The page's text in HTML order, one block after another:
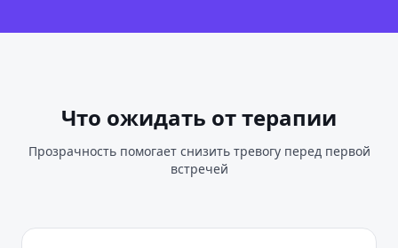
Что ожидать от терапии
Прозрачность помогает снизить тревогу перед первой
встречей